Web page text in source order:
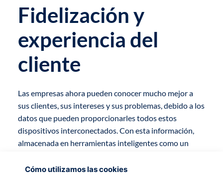
Cómo utilizamos las cookies
Fidelización y
experiencia del
cliente
Las empresas ahora pueden conocer mucho mejor a
sus clientes, sus intereses y sus problemas, debido a los
datos que pueden proporcionarles todos estos
dispositivos interconectados. Con esta información,
almacenada en herramientas inteligentes como un
Curie Platform, podremos crear y adaptar nuestros